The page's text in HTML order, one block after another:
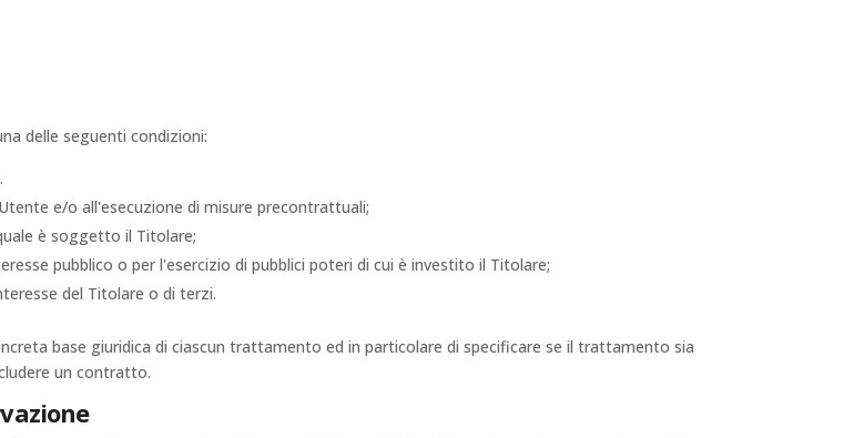
delle seguenti condizioni:
e/o all'esecuzione di misure precontrattuali;
è soggetto il Titolare;
pubblico o per l'esercizio di pubblici poteri di cui è investito il Titolare;
del Titolare o di terzi.
base giuridica di ciascun trattamento ed in particolare di specificare se il trattamento sia
un contratto.